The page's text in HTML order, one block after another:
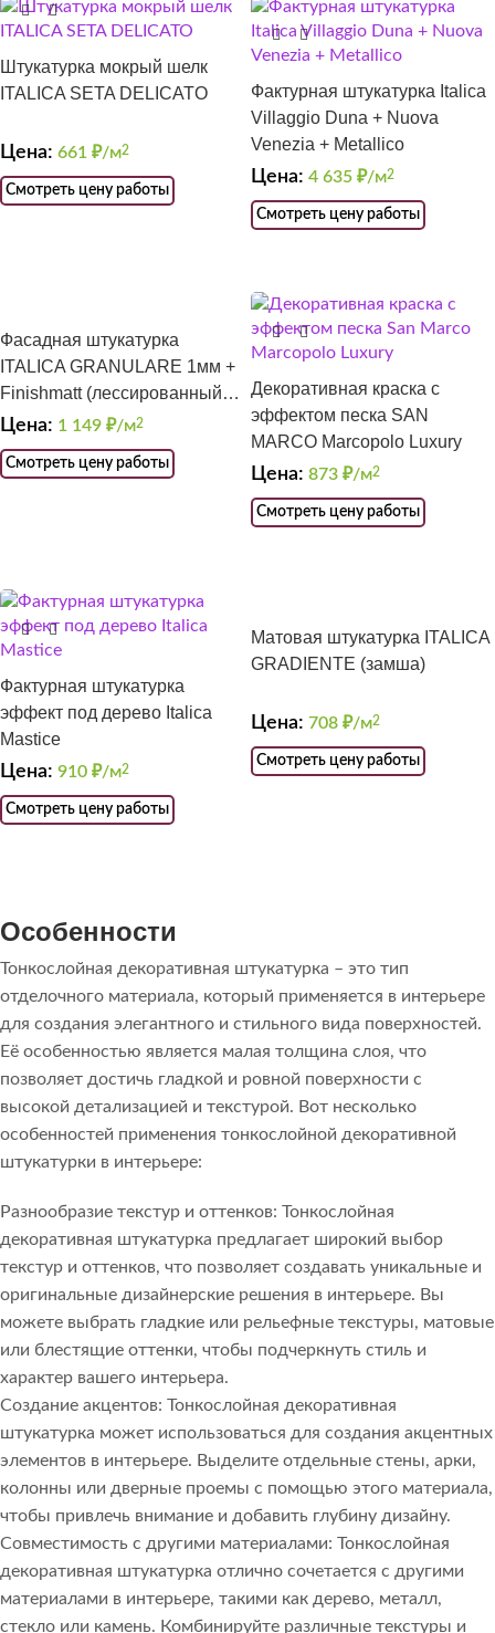
Штукатурка мокрый шелк
ITALICA SETA DELICATO
Цена: 661 ₽/м2
Смотреть цену работы
Фактурная штукатурка Italica
Villaggio Duna + Nuova
Venezia + Metallico
Цена: 4 635 ₽/м2
Смотреть цену работы
Фасадная штукатурка
ITALICA GRANULARE 1мм +
Finishmatt (лессированный
травертин)
Цена: 1 149 ₽/м2
Смотреть цену работы
Декоративная краска с
эффектом песка SAN
MARCO Marcopolo Luxury
Цена: 873 ₽/м2
Смотреть цену работы
Фактурная штукатурка
эффект под дерево Italica
Mastice
Цена: 910 ₽/м2
Смотреть цену работы
Матовая штукатурка ITALICA
GRADIENTE (замша)
Цена: 708 ₽/м2
Смотреть цену работы
Особенности
Тонкослойная декоративная штукатурка – это тип
отделочного материала, который применяется в интерьере
для создания элегантного и стильного вида поверхностей.
Её особенностью является малая толщина слоя, что
позволяет достичь гладкой и ровной поверхности с
высокой детализацией и текстурой. Вот несколько
особенностей применения тонкослойной декоративной
штукатурки в интерьере:
Разнообразие текстур и оттенков: Тонкослойная
декоративная штукатурка предлагает широкий выбор
текстур и оттенков, что позволяет создавать уникальные и
оригинальные дизайнерские решения в интерьере. Вы
можете выбрать гладкие или рельефные текстуры, матовые
или блестящие оттенки, чтобы подчеркнуть стиль и
характер вашего интерьера.
Создание акцентов: Тонкослойная декоративная
штукатурка может использоваться для создания акцентных
элементов в интерьере. Выделите отдельные стены, арки,
колонны или дверные проемы с помощью этого материала,
чтобы привлечь внимание и добавить глубину дизайну.
Совместимость с другими материалами: Тонкослойная
декоративная штукатурка отлично сочетается с другими
материалами в интерьере, такими как дерево, металл,
стекло или камень. Комбинируйте различные текстуры и